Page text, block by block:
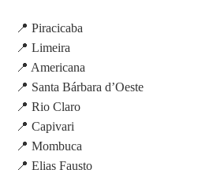
📍 Piracicaba
📍 Limeira
📍 Americana
📍 Santa Bárbara d’Oeste
📍 Rio Claro
📍 Capivari
📍 Mombuca
📍 Elias Fausto